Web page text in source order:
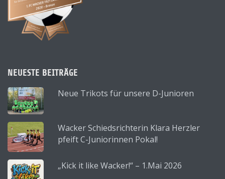
NEUESTE BEITRÄGE
Neue Trikots für unsere D-Junioren
Wacker Schiedsrichterin Klara Herzler
pfeift C-Juniorinnen Pokal!
„Kick it like Wacker!“ – 1.Mai 2026